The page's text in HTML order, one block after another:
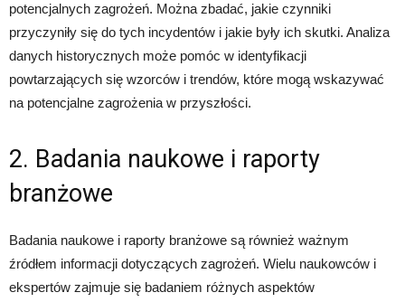
potencjalnych zagrożeń. Można zbadać, jakie czynniki
przyczyniły się do tych incydentów i jakie były ich skutki. Analiza
danych historycznych może pomóc w identyfikacji
powtarzających się wzorców i trendów, które mogą wskazywać
na potencjalne zagrożenia w przyszłości.
2. Badania naukowe i raporty
branżowe
Badania naukowe i raporty branżowe są również ważnym
źródłem informacji dotyczących zagrożeń. Wielu naukowców i
ekspertów zajmuje się badaniem różnych aspektów